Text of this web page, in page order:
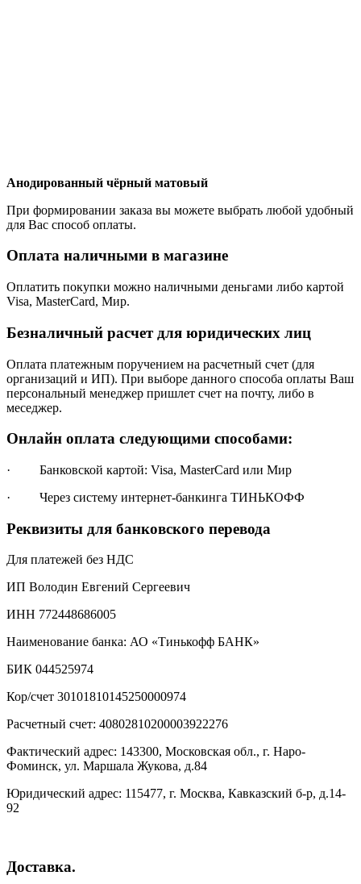
Анодированный чёрный матовый
При формировании заказа вы можете выбрать любой удобный
для Вас способ оплаты.
Оплата наличными в магазине
Оплатить покупки можно наличными деньгами либо картой
Visa, MasterCard, Мир.
Безналичный расчет для юридических лиц
Оплата платежным поручением на расчетный счет (для
организаций и ИП). При выборе данного способа оплаты Ваш
персональный менеджер пришлет счет на почту, либо в
меседжер.
Онлайн оплата следующими способами:
· Банковской картой: Visa, MasterCard или Мир
· Через систему интернет-банкинга ТИНЬКОФФ
Реквизиты для банковского перевода
Для платежей без НДС
ИП Володин Евгений Сергеевич
ИНН 772448686005
Наименование банка: АО «Тинькофф БАНК»
БИК 044525974
Кор/счет 30101810145250000974
Расчетный счет: 40802810200003922276
Фактический адрес: 143300, Московская обл., г. Наро-
Фоминск, ул. Маршала Жукова, д.84
Юридический адрес: 115477, г. Москва, Кавказский б-р, д.14-
92
Доставка.